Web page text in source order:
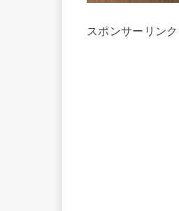
スポンサーリンク